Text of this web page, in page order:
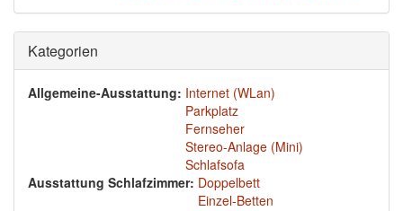
Ausblenden
Kategorien
Allgemeine-Ausstattung: Internet (WLan)
Parkplatz
Fernseher
Stereo-Anlage (Mini)
Schlafsofa
Ausstattung Schlafzimmer: Doppelbett
Einzel-Betten